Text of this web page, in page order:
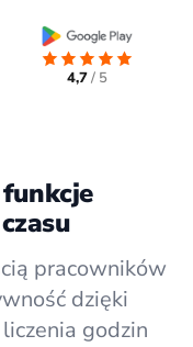
4,7/ 5
pracowników
dzięki
godzin